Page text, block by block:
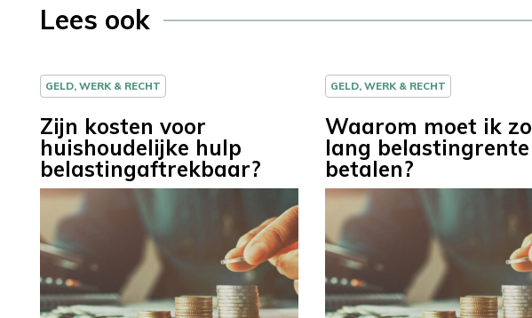
Lees ook
GELD, WERK & RECHT
Zijn kosten voor
huishoudelijke hulp
belastingaftrekbaar?
GELD, WERK & RECHT
Waarom moet ik zo
lang belastingrente
betalen?